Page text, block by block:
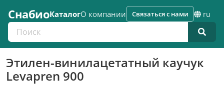
СнабиоКаталогО компании
Поиск по каталогу
Связаться с нами ru
Этилен-винилацетатный каучук
Levapren 900